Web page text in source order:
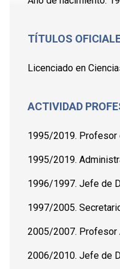
TÍTULOS
Licenciado en
ACTIVIDAD
1995/2019. Profesor
1995/2019.
1996/1997. Jefe de
1997/2005.
2005/2007. Profesor
2006/2010. Jefe de